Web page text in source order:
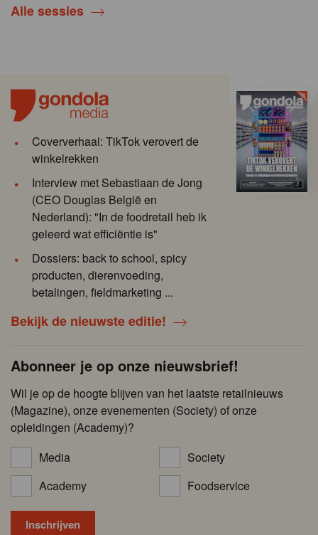
Alle sessies
Coververhaal: TikTok verovert de
winkelrekken
Interview met Sebastiaan de Jong
(CEO Douglas België en
Nederland): "In de foodretail heb ik
geleerd wat efficiëntie is"
Dossiers: back to school, spicy
producten, dierenvoeding,
betalingen, fieldmarketing ...
Bekijk de nieuwste editie!
Abonneer je op onze nieuwsbrief!
Wil je op de hoogte blijven van het laatste retailnieuws
(Magazine), onze evenementen (Society) of onze
opleidingen (Academy)?
Media
Society
Academy
Foodservice